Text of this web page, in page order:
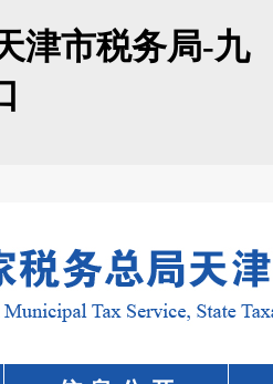
津市税务局-九